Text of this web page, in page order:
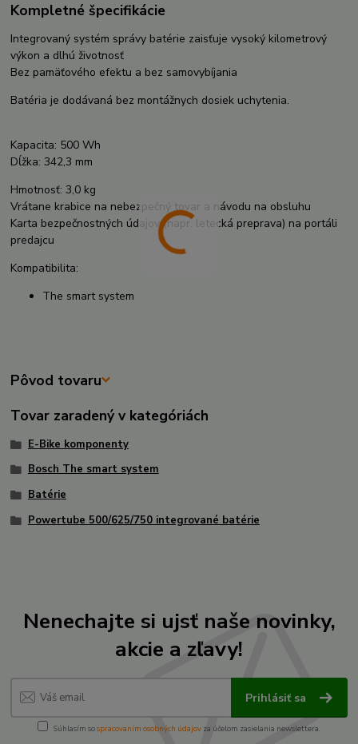
Kompletné špecifikácie
Integrovaný systém správy batérie zaisťuje vysoký kilometrový
výkon a dlhú životnosť
Bez pamäťového efektu a bez samovybíjania
Batéria je dodávaná bez montážnych dosiek uchytenia.
Kapacita: 500 Wh
Dĺžka: 342,3 mm
Hmotnosť: 3,0 kg
Vrátane krabice na nebezpečný tovar a návodu na obsluhu
Karta bezpečnostných údajov (napr. letecká preprava) na portáli
predajcu
Kompatibilita:
The smart system
Pôvod tovaru
Tovar zaradený v kategóriách
E-Bike komponenty
Bosch The smart system
Batérie
Powertube 500/625/750 integrované batérie
Nenechajte si ujsť naše novinky,
akcie a zľavy!
Prihlásiť sa
Súhlasím sospracovaním osobných údajov za účelom zasielania newslettera.